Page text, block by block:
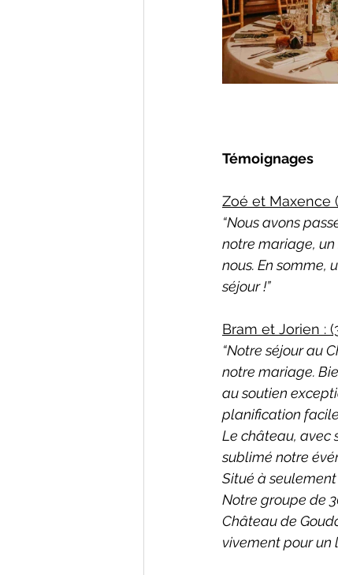
Témoignages
Zoé et Maxence
“Nous avons
notre mariage, un
nous. En somme,
séjour !”
Bram et Jorien :
“Notre séjour au
notre mariage.
au soutien
planification
Le château, avec
sublimé notre
Situé à
Notre groupe de
Château de
vivement pour un